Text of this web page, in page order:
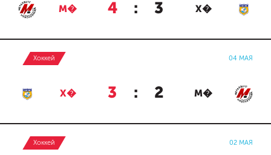
М� 4 : 3 Х�
Хоккей 04 МАЯ
Х� 3 : 2 М�
Хоккей 02 МАЯ